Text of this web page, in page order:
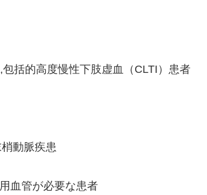
括的高度慢性下肢虚血（CLTI）患者
動脈疾患
血管が必要な患者